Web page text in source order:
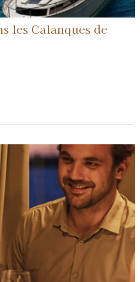
les Calanques de